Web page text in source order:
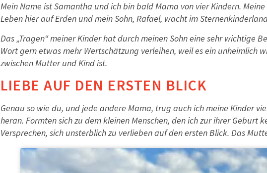
Mein Name ist Samantha und ich bin bald Mama von vier Kindern.
Leben hier auf Erden und mein Sohn, Rafael, wacht im
Das „Tragen“ meiner Kinder hat durch meinen Sohn eine sehr wichtige
Wort gern etwas mehr Wertschätzung verleihen, weil es ein unheimlich
zwischen Mutter und Kind ist.
LIEBE AUF DEN ERSTEN BLICK
Genau so wie du, und jede andere Mama, trug auch ich meine Kinder
heran. Formten sich zu dem kleinen Menschen, den ich zur ihrer Geburt
Versprechen, sich unsterblich zu verlieben auf den ersten Blick. Das